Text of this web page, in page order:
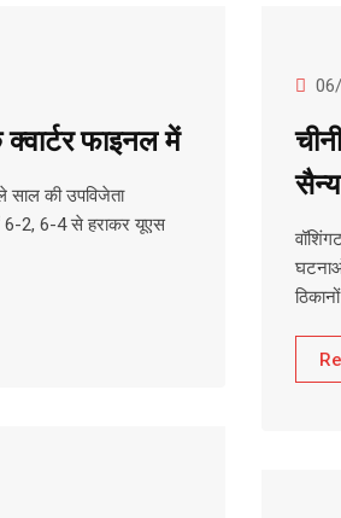
फाइनल में
साल की उपविजेता
6-2, 6-4 से हराकर यूएस